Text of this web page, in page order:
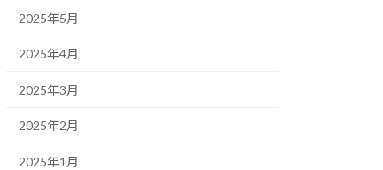
2025年5月
2025年4月
2025年3月
2025年2月
2025年1月